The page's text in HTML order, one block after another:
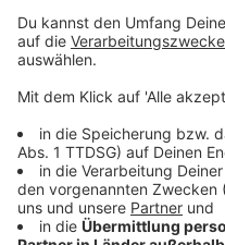
Sie sollten schauen,
in den Alltag
gewährleisten kann.
Sie sollten ebenso
dass Kinder über
können.